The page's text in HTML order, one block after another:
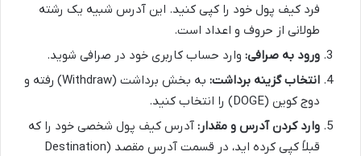
فرد کیف پول خود را کپی کنید. این آدرس شبیه یک رشته
طولانی از حروف و اعداد است.
ورود به صرافی: وارد حساب کاربری خود در صرافی شوید.
انتخاب گزینه برداشت:
به بخش برداشت (Withdraw) رفته و
دوج کوین (DOGE) را انتخاب کنید.
وارد کردن آدرس و مقدار: آدرس کیف پول شخصی خود را که
قبلاً کپی کرده اید، در قسمت آدرس مقصد (Destination